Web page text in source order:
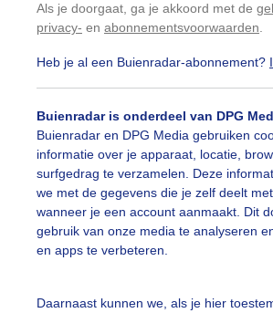
Als je doorgaat, ga je akkoord met de
privacy- en abonnementsvoorwaarden
Heb je al een Buienradar-abonnement?
Buienradar is onderdeel van DPG
Buienradar en DPG Media gebruiken
informatie over je apparaat, locatie,
surfgedrag te verzamelen. Deze
we met de gegevens die je zelf deelt
wanneer je een account aanmaakt. Dit
gebruik van onze media te analyseren
en apps te verbeteren.
Daarnaast kunnen we, als je hier
wolkenluchten vanmiddag
Gebruik je Safari en wil je niet elke
Klikhierom dit aan te